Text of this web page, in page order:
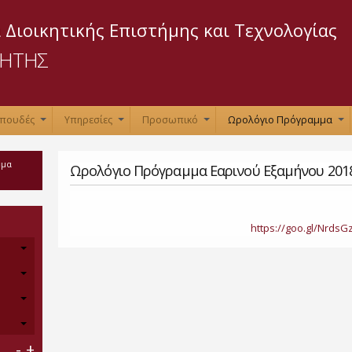
προς το
κυρίως
Επιστήμης και Τεχνολογίας
Υπηρεσίες Προσωπικό Ωρολόγιο Πρόγραμμα
Ωρολόγιο Πρόγραμμα Εαρινού Εξαμήνου
https://goo.gl/NrdsGz